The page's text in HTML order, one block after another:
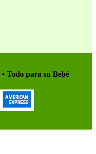
• Todo para su Bebé